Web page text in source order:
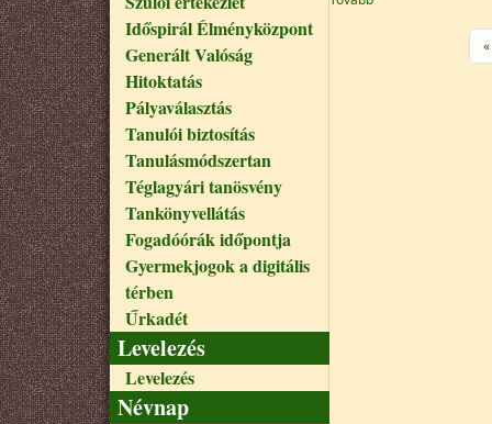
Időspirál Élményközpont
Generált Valóság
Hitoktatás
Pályaválasztás
Tanulói biztosítás
Tanulásmódszertan
Téglagyári tanösvény
Tankönyvellátás
Fogadóórák időpontja
Gyermekjogok a digitális
térben
Űrkadét
Levelezés
Levelezés
Névnap